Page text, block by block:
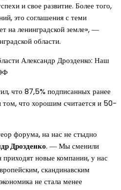
и свое развитие. Более того,
это соглашения с теми
на ленинградской земле», ―
области.
что 87,5% подписанных ранее
том, что хорошим считается и 50-
форума, на нас не стыдно
Дрозденко. ― Мы сменили
приходят новые компании, у нас
скандинавским
не стала менее